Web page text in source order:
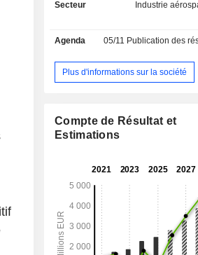
électrotechniques, de produits
militaires.
Secteur
Industrie
Agenda 05/11 Publication des résultats
Plus d'informations sur la société
Compte de Résultat et
Estimations